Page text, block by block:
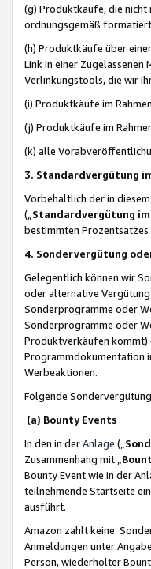
(g) Produktkäufe, die
ordnungsgemäß
(h) Produktkäufe über
Link in einer Zugelassenen
Verlinkungstools, die wir
(i) Produktkäufe im
(j) Produktkäufe im
(k) alle
3. Standardvergütung
Vorbehaltlich der in
(„ Standardvergütung
bestimmten
4. Sondervergütung
Gelegentlich können wir
oder alternative Vergütung
Sonderprogramme oder
Sonderprogramme oder
Produktverkäufen kommt)
Programmdokumentation
Werbeaktionen.
Folgende
(a) Bounty Events
In den in derAnlage („
Zusammenhang mit „
Bounty Event wie in der
teilnehmende Startseite
ausführt.
Amazon zahlt keine
Anmeldungen unter
Person, wiederholter